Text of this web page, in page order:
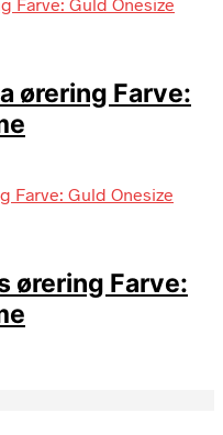
ørering Farve:
ørering Farve: